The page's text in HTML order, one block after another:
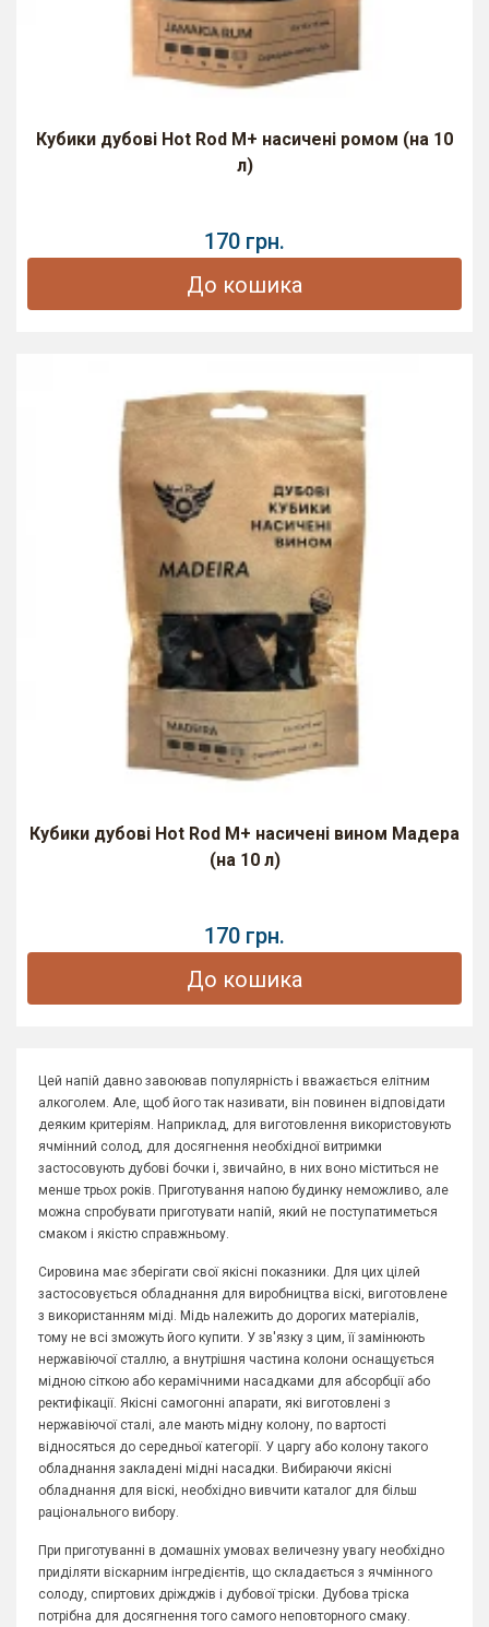
Кубики дубові Hot Rod M+ насичені ромом (на 10
л)
170 грн.
До кошика
Кубики дубові Hot Rod M+ насичені вином Мадера
(на 10 л)
170 грн.
До кошика
Цей напій давно завоював популярність і вважається елітним
алкоголем. Але, щоб його так називати, він повинен відповідати
деяким критеріям. Наприклад, для виготовлення використовують
ячмінний солод, для досягнення необхідної витримки
застосовують дубові бочки і, звичайно, в них воно міститься не
менше трьох років. Приготування напою будинку неможливо, але
можна спробувати приготувати напій, який не поступатиметься
смаком і якістю справжньому.
Сировина має зберігати свої якісні показники. Для цих цілей
застосовується обладнання для виробництва віскі, виготовлене
з використанням міді. Мідь належить до дорогих матеріалів,
тому не всі зможуть його купити. У зв'язку з цим, її замінюють
нержавіючої сталлю, а внутрішня частина колони оснащується
мідною сіткою або керамічними насадками для абсорбції або
ректифікації. Якісні самогонні апарати, які виготовлені з
нержавіючої сталі, але мають мідну колону, по вартості
відносяться до середньої категорії. У царгу або колону такого
обладнання закладені мідні насадки. Вибираючи якісні
обладнання для віскі, необхідно вивчити каталог для більш
раціонального вибору.
При приготуванні в домашніх умовах величезну увагу необхідно
приділяти віскарним інгредієнтів, що складається з ячмінного
солоду, спиртових дріжджів і дубової тріски. Дубова тріска
потрібна для досягнення того самого неповторного смаку.